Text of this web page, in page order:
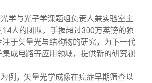
学与光子学课题组负责人兼实验室主
人的团队，手握超过300万英镑的独
注于矢量光与结构物的研究，为下一代
成电路等应用领域，提供新的研究视
例，矢量光学成像在癌症早期筛查以